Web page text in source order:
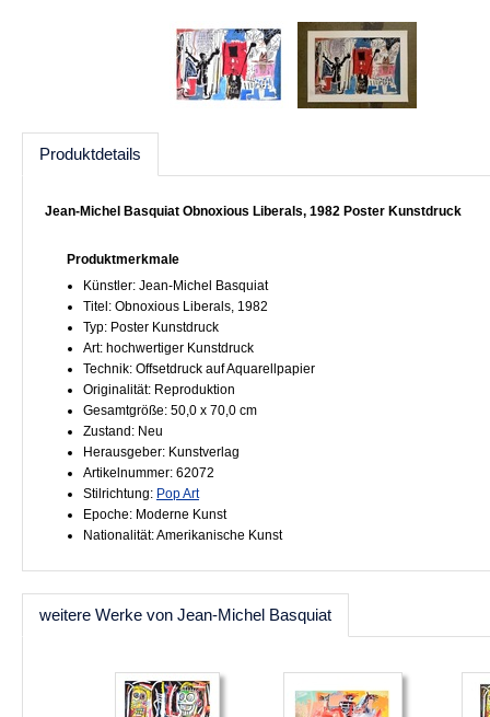
Produktdetails
Jean-Michel Basquiat Obnoxious Liberals, 1982 Poster Kunstdruck
Produktmerkmale
Künstler: Jean-Michel Basquiat
Titel: Obnoxious Liberals, 1982
Typ: Poster Kunstdruck
Art: hochwertiger Kunstdruck
Technik: Offsetdruck auf Aquarellpapier
Originalität: Reproduktion
Gesamtgröße: 50,0 x 70,0 cm
Zustand: Neu
Herausgeber: Kunstverlag
Artikelnummer: 62072
Stilrichtung: Pop Art
Epoche: Moderne Kunst
Nationalität: Amerikanische Kunst
weitere Werke von Jean-Michel Basquiat